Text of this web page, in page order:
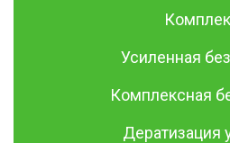
Усиленная
Комплексная
Дератизация